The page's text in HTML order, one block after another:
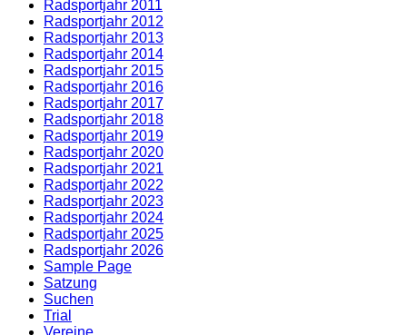
Radsportjahr 2011
Radsportjahr 2012
Radsportjahr 2013
Radsportjahr 2014
Radsportjahr 2015
Radsportjahr 2016
Radsportjahr 2017
Radsportjahr 2018
Radsportjahr 2019
Radsportjahr 2020
Radsportjahr 2021
Radsportjahr 2022
Radsportjahr 2023
Radsportjahr 2024
Radsportjahr 2025
Radsportjahr 2026
Sample Page
Satzung
Suchen
Trial